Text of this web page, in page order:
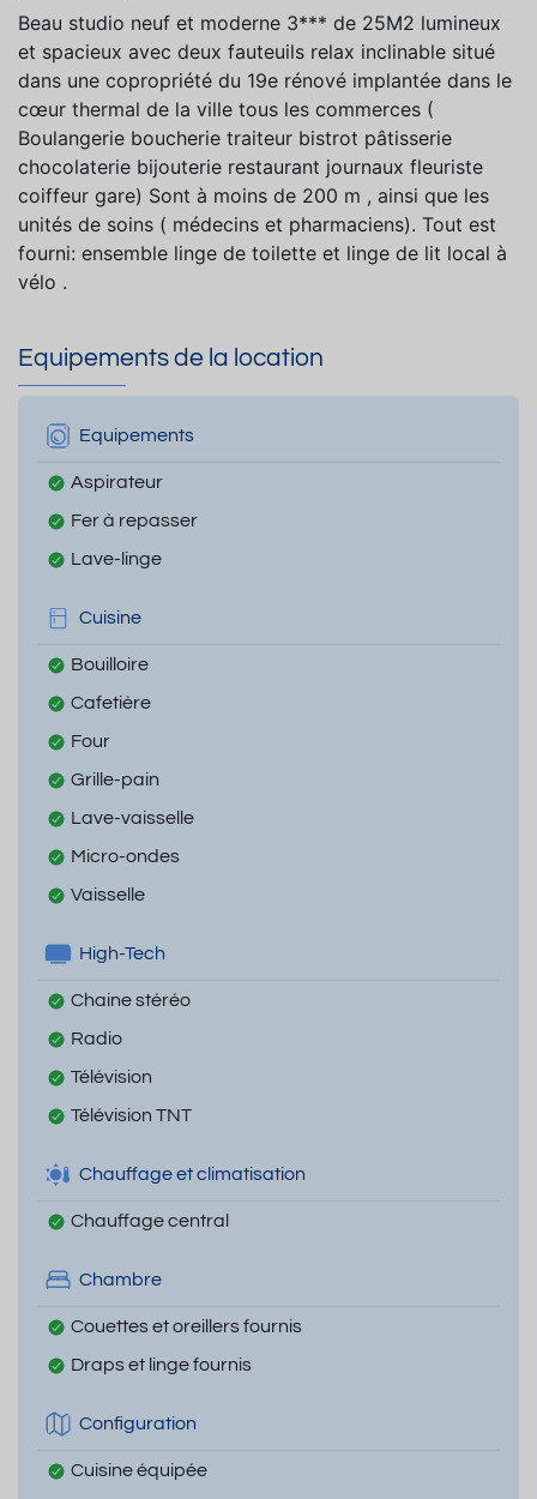
Beau studio neuf et moderne 3*** de 25M2 lumineux
et spacieux avec deux fauteuils relax inclinable situé
dans une copropriété du 19e rénové implantée dans le
cœur thermal de la ville tous les commerces (
Boulangerie boucherie traiteur bistrot pâtisserie
chocolaterie bijouterie restaurant journaux fleuriste
coiffeur gare) Sont à moins de 200 m , ainsi que les
unités de soins ( médecins et pharmaciens). Tout est
fourni: ensemble linge de toilette et linge de lit local à
vélo .
Equipements de la location
Equipements
Aspirateur
Fer à repasser
Lave-linge
Cuisine
Bouilloire
Cafetière
Four
Grille-pain
Lave-vaisselle
Micro-ondes
Vaisselle
High-Tech
Chaine stéréo
Radio
Télévision
Télévision TNT
Chauffage et climatisation
Chauffage central
Chambre
Couettes et oreillers fournis
Draps et linge fournis
Configuration
Cuisine équipée